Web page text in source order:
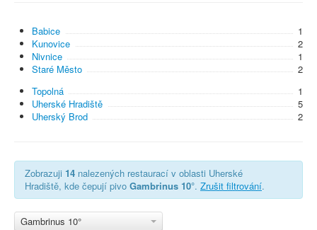
Babice
1
Kunovice
2
Nivnice
1
Staré Město
2
Topolná
1
Uherské Hradiště
5
Uherský Brod
2
Zobrazuji 14 nalezených restaurací v oblasti Uherské
Hradiště, kde čepují pivo Gambrinus 10°. Zrušit filtrování.
Gambrinus 10°